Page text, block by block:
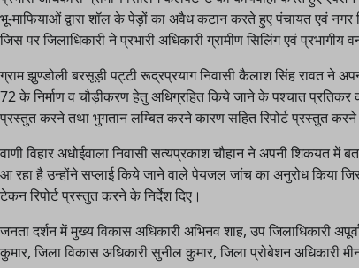
भू-माफियाओं द्वारा शॉल के पेड़ों का अवैध कटान करते हुए पंचायत एवं
जिस पर जिलाधिकारी ने प्रभारी अधिकारी ग्रामीण सिलिंग एवं
ग्राम झुण्डोली बरसूड़ी पट्टी रूद्रप्रयाग निवासी कैलाश सिंह रावत ने
72 के निर्माण व चौड़ीकरण हेतु अधिग्रहित किये जाने के पश्चात प्रतिकर
प्रस्तुत करने तथा भुगतान लम्बित करने कारण सहित रिपोर्ट प्रस्तुत करने
वाणी विहार अधोईवाला निवासी सत्यप्रकाश चौहान ने अपनी शिकयत
आ रहा है उन्होंने सप्लाई किये जाने वाले पेयजल जांच का अनुरोध किया
टेकन रिपोर्ट प्रस्तुत करने के निर्देश दिए।
जनता दर्शन में मुख्य विकास अधिकारी अभिनव शाह, उप जिलाधिकारी
कुमार, जिला विकास अधिकारी सुनील कुमार, जिला प्रोबेशन अधिकारी